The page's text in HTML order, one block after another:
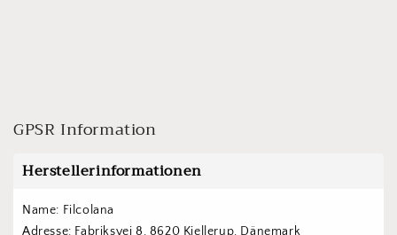
GPSR Information
Herstellerinformationen
Name: Filcolana
Adresse: Fabriksvej 8, 8620 Kjellerup, Dänemark